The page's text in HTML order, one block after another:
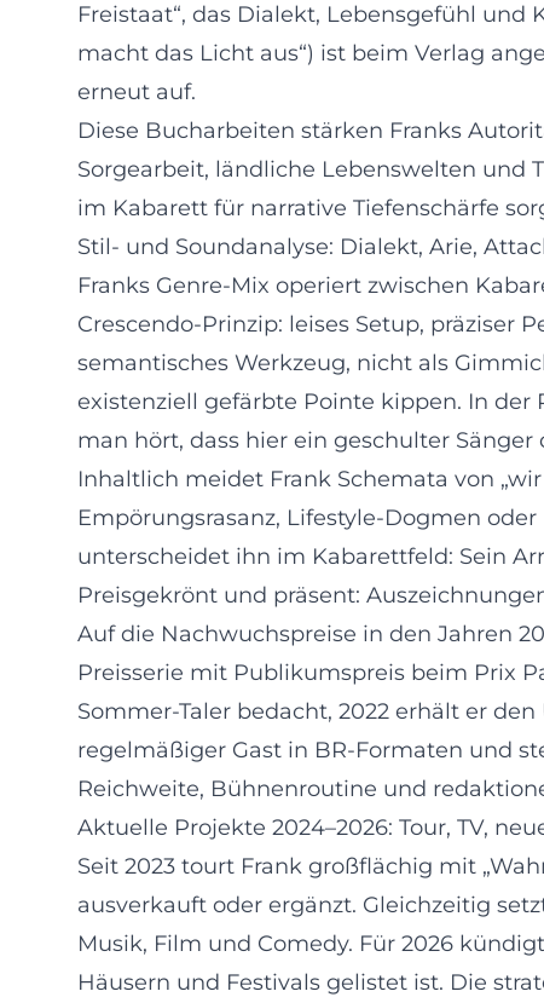
Freistaat“, das Dialekt, Lebensgefühl
macht das Licht aus“) ist beim Verlag
erneut auf.
Diese Bucharbeiten stärken Franks
Sorgearbeit, ländliche Lebenswelten und
im Kabarett für narrative Tiefenschärfe
Stil- und Soundanalyse: Dialekt, Arie,
Franks Genre-Mix operiert zwischen
Crescendo-Prinzip: leises Setup, präziser
semantisches Werkzeug, nicht als
existenziell gefärbte Pointe kippen. In
man hört, dass hier ein geschulter Sänger
Inhaltlich meidet Frank Schemata von
Empörungsrasanz, Lifestyle-Dogmen
unterscheidet ihn im Kabarettfeld: Sein
Preisgekrönt und präsent:
Auf die Nachwuchspreise in den Jahren
Preisserie mit Publikumspreis beim Prix
Sommer-Taler bedacht, 2022 erhält er
regelmäßiger Gast in BR-Formaten und
Reichweite, Bühnenroutine und
Aktuelle Projekte 2024–2026: Tour, TV,
Seit 2023 tourt Frank großflächig mit
ausverkauft oder ergänzt. Gleichzeitig
Musik, Film und Comedy. Für 2026
Häusern und Festivals gelistet ist. Die